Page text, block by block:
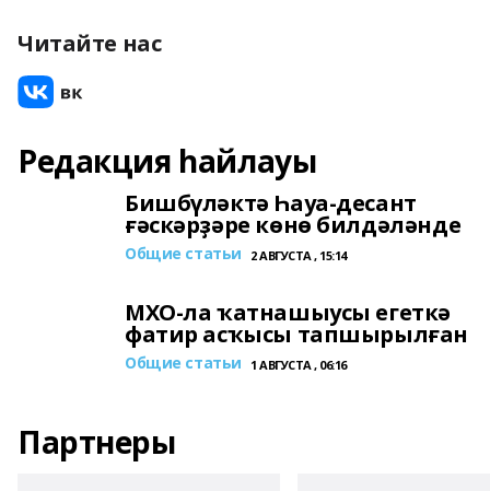
Читайте нас
Редакция һайлауы
Бишбүләктә Һауа-десант
ғәскәрҙәре көнө билдәләнде
Общие статьи 2 АВГУСТА , 15:14
МХО-ла ҡатнашыусы егеткә
фатир асҡысы тапшырылған
Общие статьи 1 АВГУСТА , 06:16
Партнеры